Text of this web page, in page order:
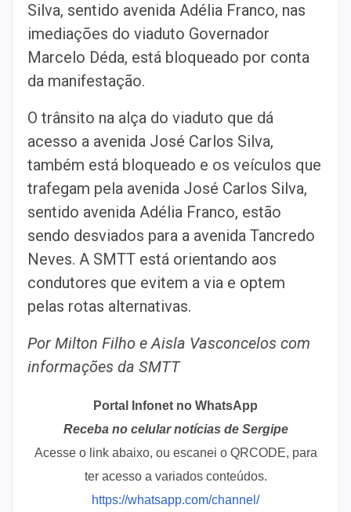
Silva, sentido avenida Adélia Franco, nas
imediações do viaduto Governador
Marcelo Déda, está bloqueado por conta
da manifestação.
O trânsito na alça do viaduto que dá
acesso a avenida José Carlos Silva,
também está bloqueado e os veículos que
trafegam pela avenida José Carlos Silva,
sentido avenida Adélia Franco, estão
sendo desviados para a avenida Tancredo
Neves. A SMTT está orientando aos
condutores que evitem a via e optem
pelas rotas alternativas.
Por Milton Filho e Aisla Vasconcelos com
informações da SMTT
Portal Infonet no WhatsApp
Receba no celular notícias de Sergipe
Acesse o link abaixo, ou escanei o QRCODE, para
ter acesso a variados conteúdos.
https://whatsapp.com/channel/